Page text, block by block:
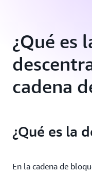
¿Qué es
cadena
¿Qué es la
En la cadena de